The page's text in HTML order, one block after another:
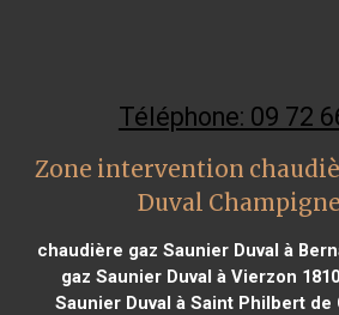
Téléphone: 09 72
Zone intervention
Duval
chaudière gaz Saunier Duval à
gaz Saunier Duval à Vierzon
Saunier Duval à Saint Philbert de